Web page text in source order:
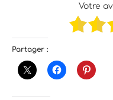
Votre
Partager :